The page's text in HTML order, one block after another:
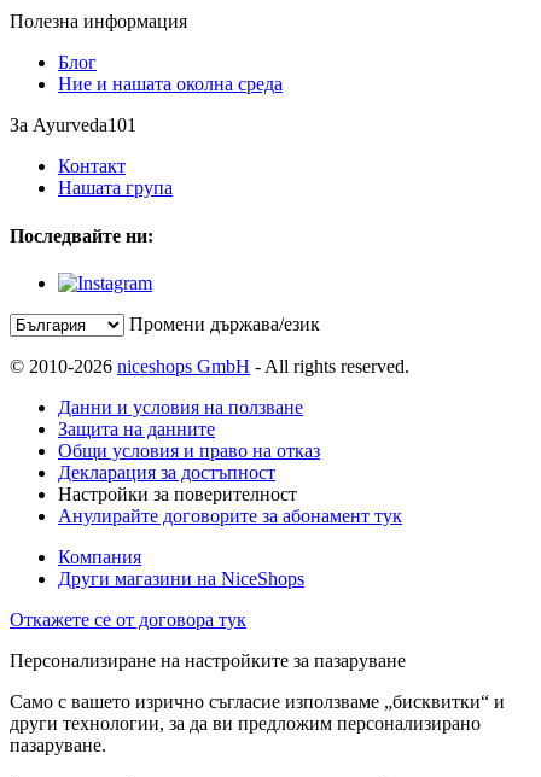
Полезна информация
Блог
Ние и нашата околна среда
За Ayurveda101
Контакт
Нашата група
Последвайте ни:
Промени държава/език
© 2010-2026 niceshops GmbH - All rights reserved.
Данни и условия на ползване
Защита на данните
Общи условия и право на отказ
Декларация за достъпност
Настройки за поверителност
Анулирайте договорите за абонамент тук
Компания
Други магазини на NiceShops
Откажете се от договора тук
Персонализиране на настройките за пазаруване
Само с вашето изрично съгласие използваме „бисквитки“ и
други технологии, за да ви предложим персонализирано
пазаруване.